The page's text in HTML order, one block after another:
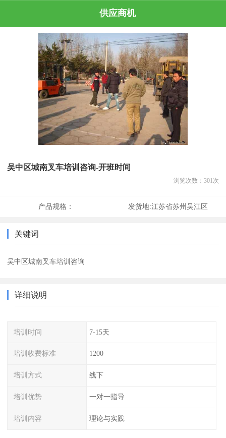
供应商机
吴中区城南叉车培训咨询-开班时间
浏览次数： 301 次
产品规格： 发货地:江苏省苏州吴江区
关键词
吴中区城南叉车培训咨询
详细说明
培训时间 7-15天
培训收费标准 1200
培训方式 线下
培训优势 一对一指导
培训内容 理论与实践